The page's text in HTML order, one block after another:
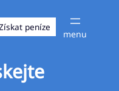
peníze